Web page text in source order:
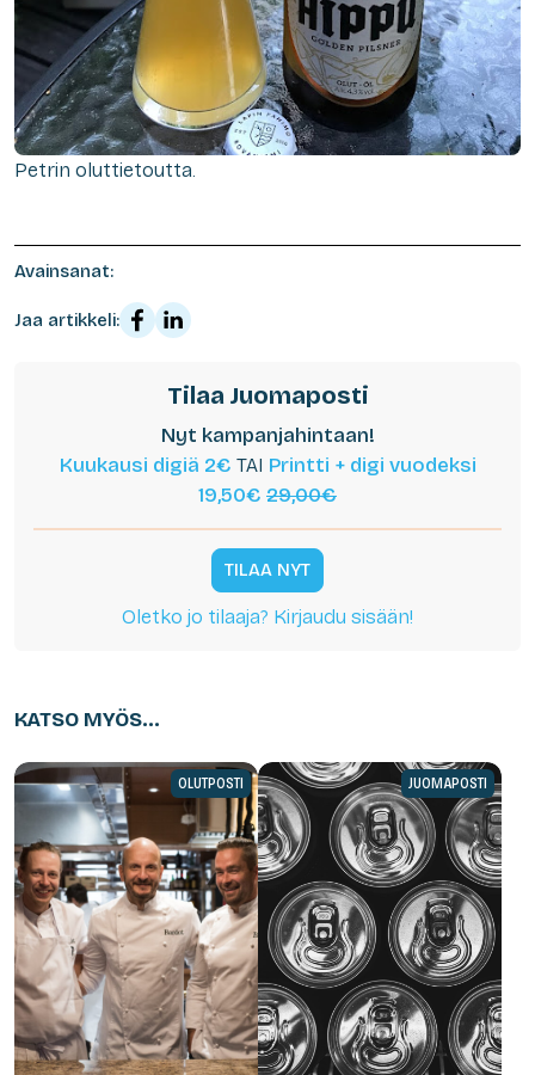
Petrin oluttietoutta.
Avainsanat:
Jaa artikkeli:
Tilaa Juomaposti
Nyt kampanjahintaan!
Kuukausi digiä 2€ TAI Printti + digi vuodeksi
19,50€ 29,00€
TILAA NYT
Oletko jo tilaaja? Kirjaudu sisään!
KATSO MYÖS...
OLUTPOSTI JUOMAPOSTI